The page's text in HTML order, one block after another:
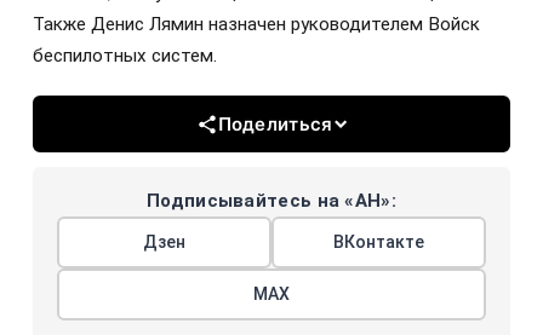
Также Денис Лямин назначен руководителем Войск
беспилотных систем.
Поделиться
Подписывайтесь на «АН»:
Дзен ВКонтакте
МАХ